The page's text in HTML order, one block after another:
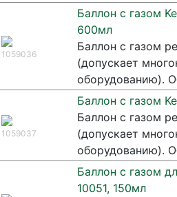
1059036
Баллон с газом
600мл
Баллон c газом
(допускает
оборудованию).
1059037
Баллон с газом
Баллон c газом
(допускает
оборудованию).
Баллон с газом
10051, 150мл